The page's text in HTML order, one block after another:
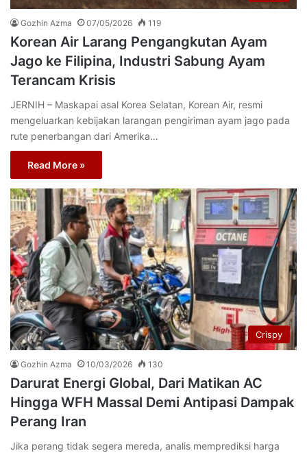
Gozhin Azma 07/05/2026 119
Korean Air Larang Pengangkutan Ayam
Jago ke Filipina, Industri Sabung Ayam
Terancam Krisis
JERNIH – Maskapai asal Korea Selatan, Korean Air, resmi
mengeluarkan kebijakan larangan pengiriman ayam jago pada
rute penerbangan dari Amerika…
Read More »
Crispy
Gozhin Azma 10/03/2026 130
Darurat Energi Global, Dari Matikan AC
Hingga WFH Massal Demi Antipasi Dampak
Perang Iran
Jika perang tidak segera mereda, analis memprediksi harga